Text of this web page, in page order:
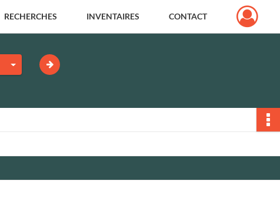
RECHERCHES INVENTAIRES CONTACT